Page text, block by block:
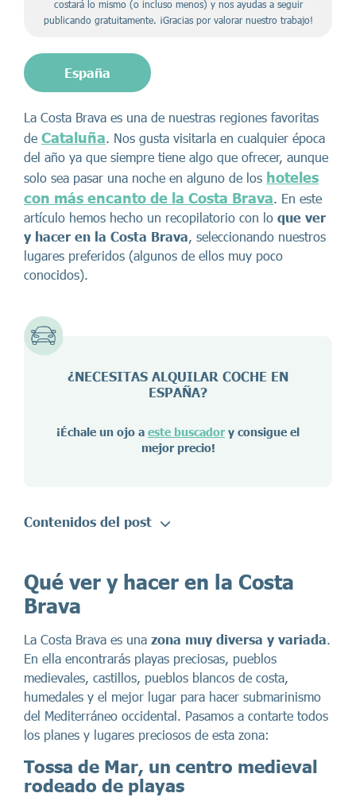
costará lo mismo (o incluso menos) y nos ayudas a seguir
publicando gratuitamente. ¡Gracias por valorar nuestro trabajo!
España
La Costa Brava es una de nuestras regiones favoritas
de Cataluña. Nos gusta visitarla en cualquier época
del año ya que siempre tiene algo que ofrecer, aunque
solo sea pasar una noche en alguno de los hoteles
con más encanto de la Costa Brava. En este
artículo hemos hecho un recopilatorio con lo que ver
y hacer en la Costa Brava, seleccionando nuestros
lugares preferidos (algunos de ellos muy poco
conocidos).
¿NECESITAS ALQUILAR COCHE EN
ESPAÑA?
¡Échale un ojo a este buscador y consigue el
mejor precio!
Contenidos del post
Qué ver y hacer en la Costa
Brava
La Costa Brava es una zona muy diversa y variada.
En ella encontrarás playas preciosas, pueblos
medievales, castillos, pueblos blancos de costa,
humedales y el mejor lugar para hacer submarinismo
del Mediterráneo occidental. Pasamos a contarte todos
los planes y lugares preciosos de esta zona:
Tossa de Mar, un centro medieval
rodeado de playas